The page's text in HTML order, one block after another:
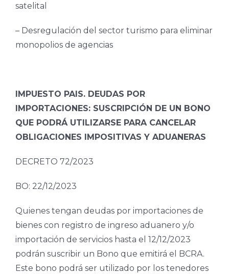
satelital
– Desregulación del sector turismo para eliminar
monopolios de agencias
IMPUESTO PAIS. DEUDAS POR
IMPORTACIONES: SUSCRIPCIÓN DE UN BONO
QUE PODRÁ UTILIZARSE PARA CANCELAR
OBLIGACIONES IMPOSITIVAS Y ADUANERAS
DECRETO 72/2023
BO: 22/12/2023
Quienes tengan deudas por importaciones de
bienes con registro de ingreso aduanero y/o
importación de servicios hasta el 12/12/2023
podrán suscribir un Bono que emitirá el BCRA.
Este bono podrá ser utilizado por los tenedores